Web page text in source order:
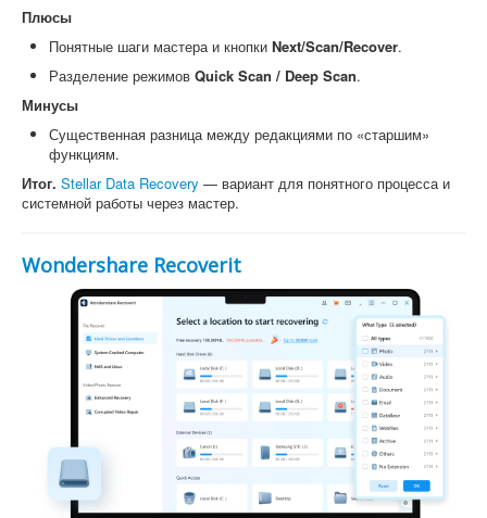
Плюсы
Понятные шаги мастера и кнопки Next/Scan/Recover.
Разделение режимов Quick Scan / Deep Scan.
Минусы
Существенная разница между редакциями по «старшим»
функциям.
Итог. Stellar Data Recovery — вариант для понятного процесса и
системной работы через мастер.
Wondershare Recoverit